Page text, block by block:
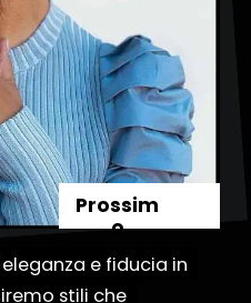
e fiducia in
stili che
e fiducia in
stili che
Prossim
o